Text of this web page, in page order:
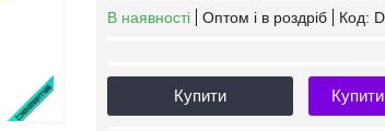
В наявності Оптом і в роздріб Код:
Купити